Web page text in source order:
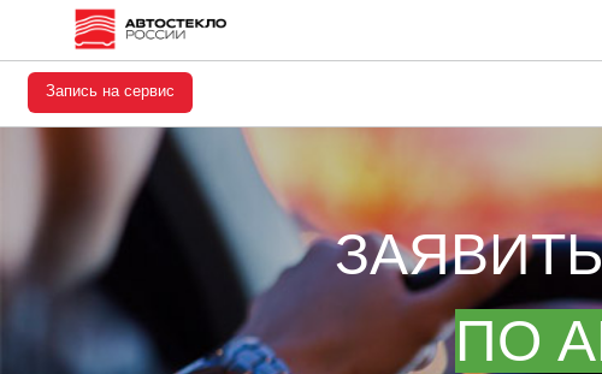
Запись на сервис
ПО